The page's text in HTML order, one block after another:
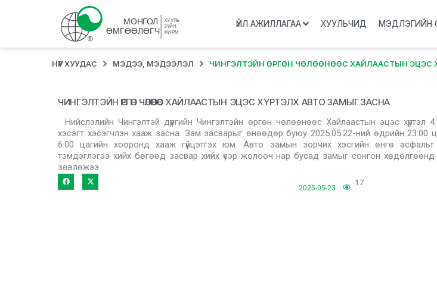
ҮЙЛ АЖИЛЛАГАА ХУУЛЬЧИД МЭДЛЭГИЙН
НҮҮР ХУУДАС МЭДЭЭ, МЭДЭЭЛЭЛ ЧИНГЭЛТЭЙН ӨРГӨН ЧӨЛӨӨНӨӨС ХАЙЛААСТЫН ЭЦЭС
ЧИНГЭЛТЭЙН ӨРГӨН ЧӨЛӨӨНӨӨС ХАЙЛААСТЫН ЭЦЭС ХҮРТЭЛХ АВТО ЗАМЫГ ЗАСНА
Нийслэлийн Чингэлтэй дүүргийн Чингэлтэйн өргөн чөлөөнөөс Хайлаастын эцэс
хэсэгт хэсэгчлэн хааж засна. Зам засварыг өнөөдөр буюу 2025.05.22-ний өдрийн 23:00
6:00 цагийн хооронд хааж гүйцэтгэх юм. Авто замын зорчих хэсгийн өнгө
тэмдэглэгээ хийх бөгөөд засвар хийх үеэр жолооч нар бусад замыг сонгон
зөвлөжээ.
2025-05-23
17